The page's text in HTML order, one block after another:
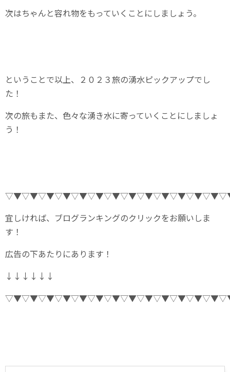
次はちゃんと容れ物をもっていくことにしましょう。
ということで以上、２０２３旅の湧水ピックアップでし
た！
次の旅もまた、色々な湧き水に寄っていくことにしましょ
う！
宜しければ、ブログランキングのクリックをお願いしま
す！
広告の下あたりにあります！
↓↓↓↓↓↓